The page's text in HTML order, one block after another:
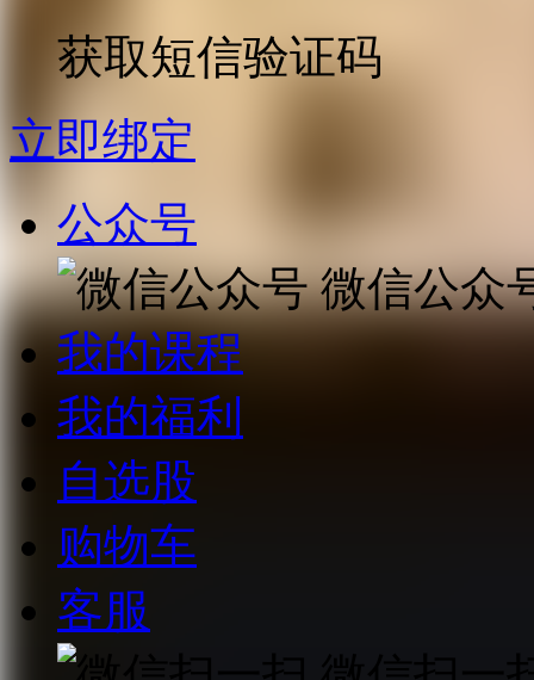
获取短信验证码
立即绑定
公众号
微信公众
我的课程
我的福利
自选股
购物车
客服